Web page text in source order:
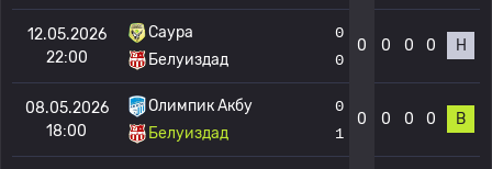
12.05.2026
22:00
Саура
Белуиздад
0
0
0 0 0 0 Н
08.05.2026
18:00
Олимпик Акбу
Белуиздад
0
1
0 0 0 0 В